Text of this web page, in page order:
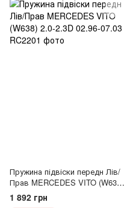
Пружина підвіски передн Лів/
Прав MERCEDES VITO (W638)
2.0-2.3D 02.96-07.03
1 892 грн